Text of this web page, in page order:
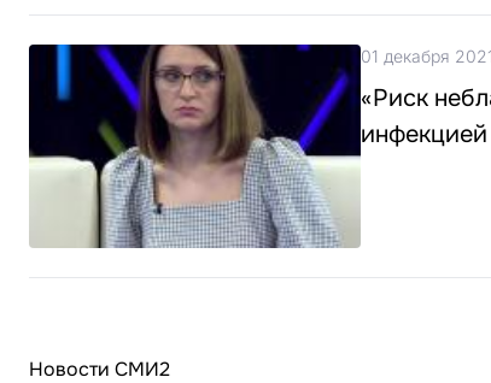
01 декабря
«Риск
Новости СМИ2